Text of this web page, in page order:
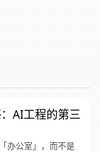
AI工程的第三
办公室」，而不是